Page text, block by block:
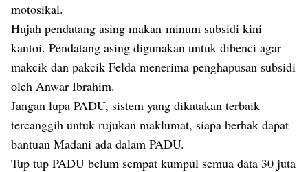
motosikal.
Hujah pendatang asing makan-minum subsidi kini
kantoi. Pendatang asing digunakan untuk dibenci agar
makcik dan pakcik Felda menerima penghapusan subsidi
oleh Anwar Ibrahim.
Jangan lupa PADU, sistem yang dikatakan terbaik
tercanggih untuk rujukan maklumat, siapa berhak dapat
bantuan Madani ada dalam PADU.
Tup tup PADU belum sempat kumpul semua data 30 juta